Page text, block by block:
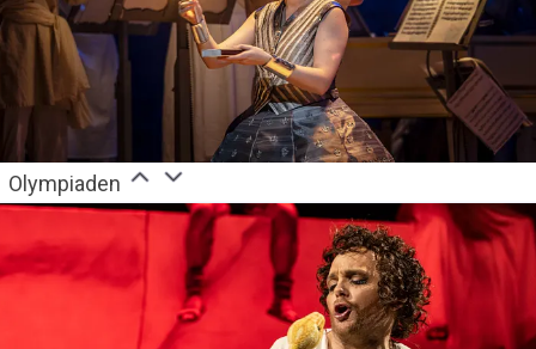
Olympiaden